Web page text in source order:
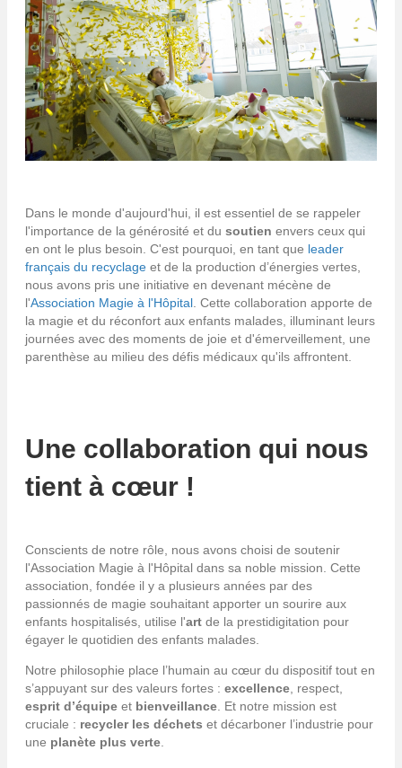
Dans le monde d'aujourd'hui, il est essentiel de se rappeler
l'importance de la générosité et du soutien envers ceux qui
en ont le plus besoin. C'est pourquoi, en tant que leader
français du recyclage et de la production d’énergies vertes,
nous avons pris une initiative en devenant mécène de
l'Association Magie à l'Hôpital . Cette collaboration apporte de
la magie et du réconfort aux enfants malades, illuminant leurs
journées avec des moments de joie et d'émerveillement, une
parenthèse au milieu des défis médicaux qu'ils affrontent.
Une collaboration qui nous
tient à cœur !
Conscients de notre rôle, nous avons choisi de soutenir
l'Association Magie à l'Hôpital dans sa noble mission. Cette
association, fondée il y a plusieurs années par des
passionnés de magie souhaitant apporter un sourire aux
enfants hospitalisés, utilise l'art de la prestidigitation pour
égayer le quotidien des enfants malades.
Notre philosophie place l’humain au cœur du dispositif tout en
s’appuyant sur des valeurs fortes : excellence, respect,
esprit d’équipe et bienveillance. Et notre mission est
cruciale : recycler les déchets et décarboner l’industrie pour
une planète plus verte.